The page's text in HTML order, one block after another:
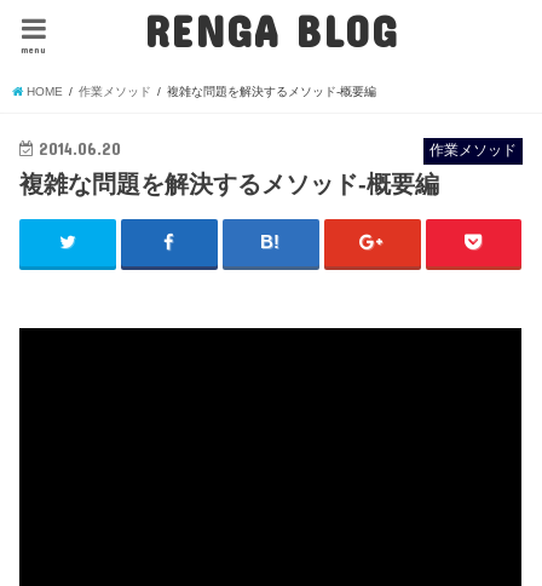
RENGA BLOG
menu
HOME 作業メソッド 複雑な問題を解決するメソッド-概要編
作業メソッド
2014.06.20
複雑な問題を解決するメソッド-概要編